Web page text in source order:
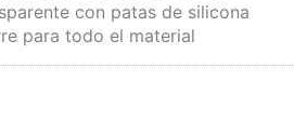
con patas de silicona
para todo el material